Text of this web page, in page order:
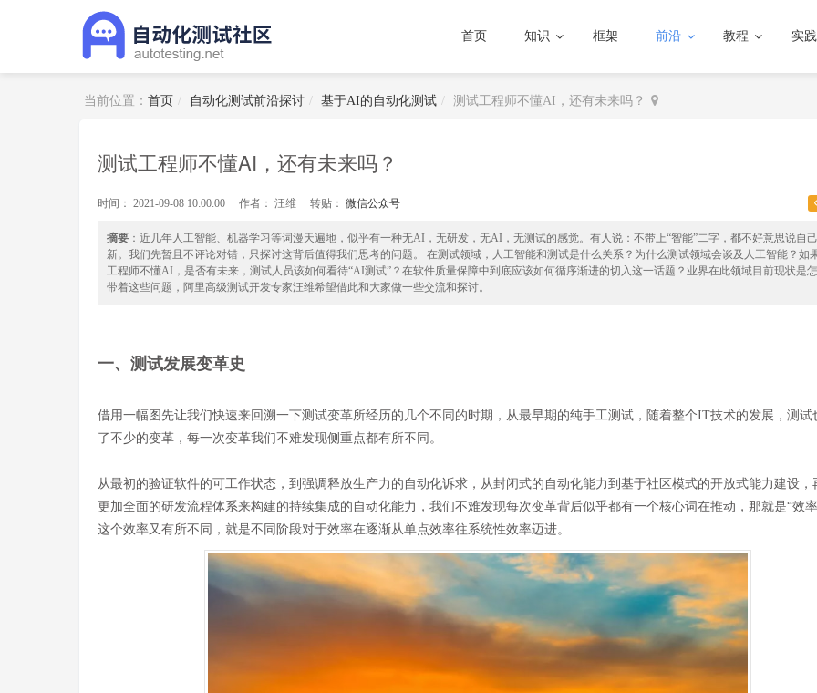
首页 知识 框架 前沿 教程 实践
当前位置： 首页 自动化测试前沿探讨 基于AI的自动化测试 测试工程师不懂AI，还有未来吗？
测试工程师不懂AI，还有未来吗？
2021-09-08 10:00:00 汪维 转贴： 微信公众号
摘要 ：近几年人工智能、机器学习等词漫天遍地，似乎有一种无AI，无研发，无AI，无测试的感觉。有人说：不带上“智能”二字，都不好意思说自
新。我们先暂且不评论对错，只探讨这背后值得我们思考的问题。 在测试领域，人工智能和测试是什么关系？为什么测试领域会谈及人工智能？如
工程师不懂AI，是否有未来，测试人员该如何看待“AI测试”？在软件质量保障中到底应该如何循序渐进的切入这一话题？业界在此领域目前现状是
带着这些问题，阿里高级测试开发专家汪维希望借此和大家做一些交流和探讨。
一、测试发展变革史
借用一幅图先让我们快速来回溯一下测试变革所经历的几个不同的时期，从最早期的纯手工测试，随着整个IT技术的发展，测试
了不少的变革，每一次变革我们不难发现侧重点都有所不同。
从最初的验证软件的可工作状态，到强调释放生产力的自动化诉求，从封闭式的自动化能力到基于社区模式的开放式能力建设，
更加全面的研发流程体系来构建的持续集成的自动化能力，我们不难发现每次变革背后似乎都有一个核心词在推动，那就是“效
这个效率又有所不同，就是不同阶段对于效率在逐渐从单点效率往系统性效率迈进。